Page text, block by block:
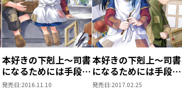
本好きの下剋上～司書
になるためには手段を
選んでいられません～
発売日:2016.11.10
本好きの下剋上～司書
になるためには手段を
選んでいられません～
発売日:2017.02.25